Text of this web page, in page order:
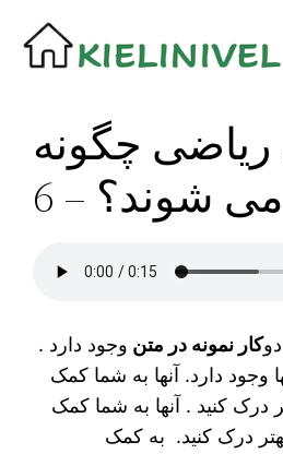
Siirry
sisältöön
ریاضی چگونه
شوند؟ – 6
کار نمونه در متن وجود دارد .
وجود دارد. آنها بە شما کمک
درک کنید . آنها به شما کمک
درک کنید. بە کمک